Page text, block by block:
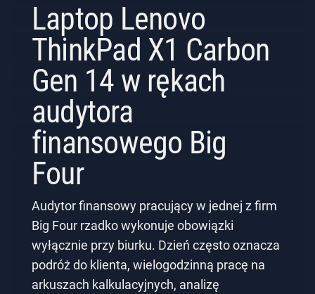
Laptop Lenovo
ThinkPad X1 Carbon
Gen 14 w rękach
audytora
finansowego Big
Four
Audytor finansowy pracujący w jednej z firm
Big Four rzadko wykonuje obowiązki
wyłącznie przy biurku. Dzień często oznacza
podróż do klienta, wielogodzinną pracę na
arkuszach kalkulacyjnych, analizę